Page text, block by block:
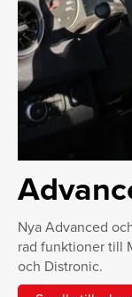
Nya Advanced
rad funktioner till
och Distronic.